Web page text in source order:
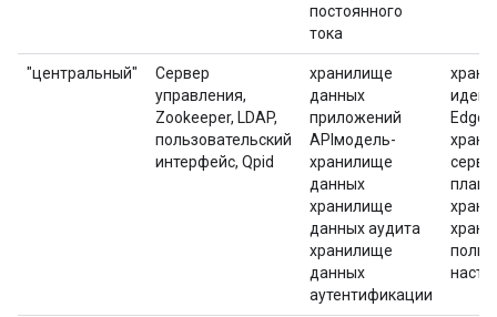
постоянного
тока
"центральный"
Сервер
управления,
Zookeeper, LDAP,
пользовательский
интерфейс, Qpid
хранилище
данных
приложений
APIмодель-
хранилище
данных
хранилище
данных аудита
хранилище
данных
аутентификации